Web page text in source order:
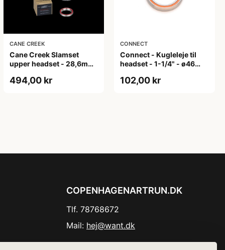
CANE CREEK
Cane Creek Slamset
upper headset - 28,6mm
494,00 kr
CONNECT
Connect - Kugleleje til
headset - 1-1/4" - ø46
102,00 kr
COPENHAGENARTRUN.DK
Tlf. 78768672
Mail: hej@want.dk